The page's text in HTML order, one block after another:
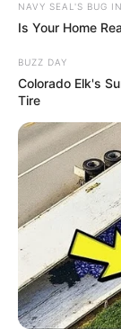
NAVY SEAL'S BUG
Is Your Home
BUZZ DAY
Colorado Elk's
Tire